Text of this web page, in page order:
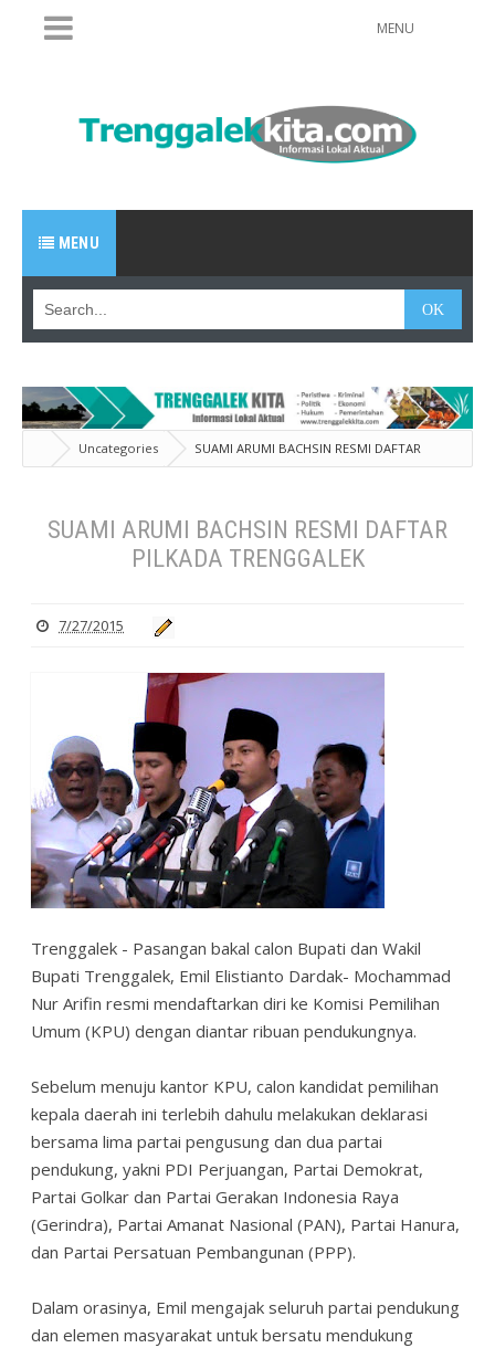
MENU
MENU
Uncategories
SUAMI ARUMI BACHSIN RESMI DAFTAR
PILKADA TRENGGALEK
SUAMI ARUMI BACHSIN RESMI DAFTAR
PILKADA TRENGGALEK
7/27/2015
Trenggalek - Pasangan bakal calon Bupati dan Wakil
Bupati Trenggalek, Emil Elistianto Dardak- Mochammad
Nur Arifin resmi mendaftarkan diri ke Komisi Pemilihan
Umum (KPU) dengan diantar ribuan pendukungnya.
Sebelum menuju kantor KPU, calon kandidat pemilihan
kepala daerah ini terlebih dahulu melakukan deklarasi
bersama lima partai pengusung dan dua partai
pendukung, yakni PDI Perjuangan, Partai Demokrat,
Partai Golkar dan Partai Gerakan Indonesia Raya
(Gerindra), Partai Amanat Nasional (PAN), Partai Hanura,
dan Partai Persatuan Pembangunan (PPP).
Dalam orasinya, Emil mengajak seluruh partai pendukung
dan elemen masyarakat untuk bersatu mendukung